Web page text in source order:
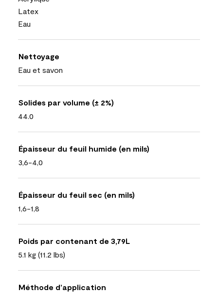
Latex
Eau
Nettoyage
Eau et savon
Solides par volume (± 2%)
44.0
Épaisseur du feuil humide (en mils)
3,6-4,0
Épaisseur du feuil sec (en mils)
1,6-1,8
Poids par contenant de 3,79L
5.1 kg (11.2 lbs)
Méthode d’application